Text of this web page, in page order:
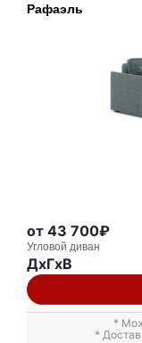
Рафаэль
от 43 700₽
Угловой диван
ДxГxВ
*
*